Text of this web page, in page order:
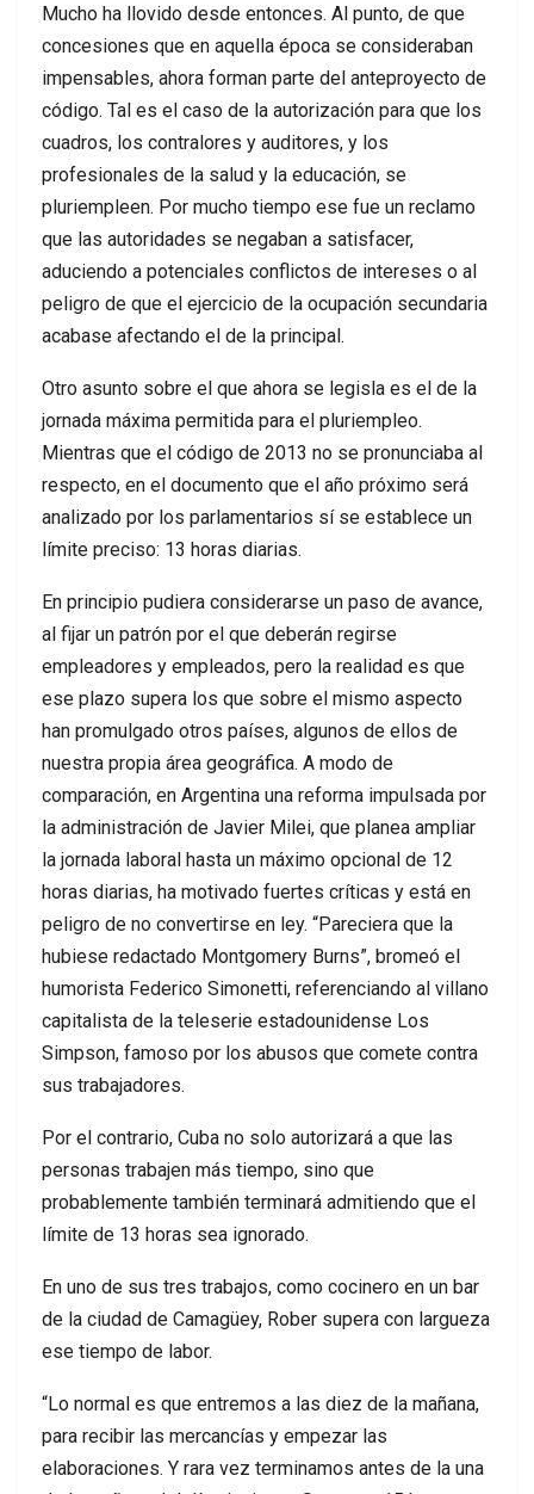
Mucho ha llovido desde entonces. Al punto, de que
concesiones que en aquella época se consideraban
impensables, ahora forman parte del anteproyecto de
código. Tal es el caso de la autorización para que los
cuadros, los contralores y auditores, y los
profesionales de la salud y la educación, se
pluriempleen. Por mucho tiempo ese fue un reclamo
que las autoridades se negaban a satisfacer,
aduciendo a potenciales conflictos de intereses o al
peligro de que el ejercicio de la ocupación secundaria
acabase afectando el de la principal.
Otro asunto sobre el que ahora se legisla es el de la
jornada máxima permitida para el pluriempleo.
Mientras que el código de 2013 no se pronunciaba al
respecto, en el documento que el año próximo será
analizado por los parlamentarios sí se establece un
límite preciso: 13 horas diarias.
En principio pudiera considerarse un paso de avance,
al fijar un patrón por el que deberán regirse
empleadores y empleados, pero la realidad es que
ese plazo supera los que sobre el mismo aspecto
han promulgado otros países, algunos de ellos de
nuestra propia área geográfica. A modo de
comparación, en Argentina una reforma impulsada por
la administración de Javier Milei, que planea ampliar
la jornada laboral hasta un máximo opcional de 12
horas diarias, ha motivado fuertes críticas y está en
peligro de no convertirse en ley. “Pareciera que la
hubiese redactado Montgomery Burns”, bromeó el
humorista Federico Simonetti, referenciando al villano
capitalista de la teleserie estadounidense Los
Simpson, famoso por los abusos que comete contra
sus trabajadores.
Por el contrario, Cuba no solo autorizará a que las
personas trabajen más tiempo, sino que
probablemente también terminará admitiendo que el
límite de 13 horas sea ignorado.
En uno de sus tres trabajos, como cocinero en un bar
de la ciudad de Camagüey, Rober supera con largueza
ese tiempo de labor.
“Lo normal es que entremos a las diez de la mañana,
para recibir las mercancías y empezar las
elaboraciones. Y rara vez terminamos antes de la una